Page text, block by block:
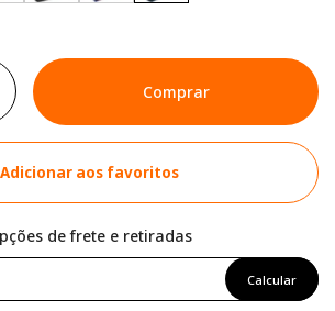
Comprar
Adicionar aos favoritos
de frete e retiradas
Calcular